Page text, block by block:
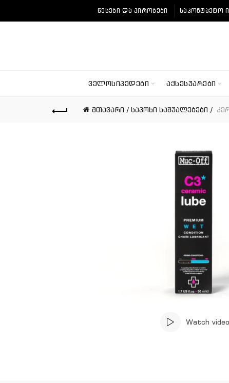
ᲬᲔᲡᲔᲑᲘ ᲓᲐ ᲞᲘᲠᲝᲑᲔᲑᲘ ᲡᲐᲙᲝᲜᲢᲐᲥᲢᲝ
ᲕᲔᲚᲝᲡᲘᲞᲔᲓᲔᲑᲘ ᲐᲥᲡᲔᲡᲣᲐᲠᲔᲑᲘ
მთავარი საპოხი საშუალებები
Watch video